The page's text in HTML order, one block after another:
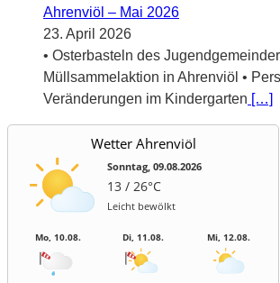
Ahrenviöl – Mai 2026
23. April 2026
• Osterbasteln des
Müllsammelaktion in Ahrenviöl •
Veränderungen im Kindergarten […]
Wetter Ahrenviöl
Sonntag, 09.08.2026
13 / 26°C
Leicht bewölkt
Mo, 10.08. Di, 11.08. Mi, 12.08.